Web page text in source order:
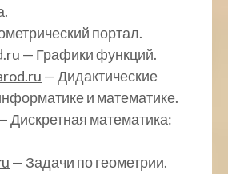
портал.
— Графики функций.
— Дидактические
и математике.
Дискретная математика:
— Задачи по геометрии.